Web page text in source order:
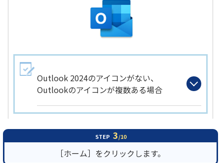
Outlook 2024のアイコンがない、
Outlookのアイコンが複数ある場合
STEP 3/10
［ホーム］をクリックします。